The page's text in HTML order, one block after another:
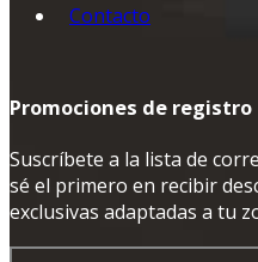
Contacto
Promociones de registro
Suscríbete a la lista de
sé el primero en recibir
exclusivas adaptadas a tu